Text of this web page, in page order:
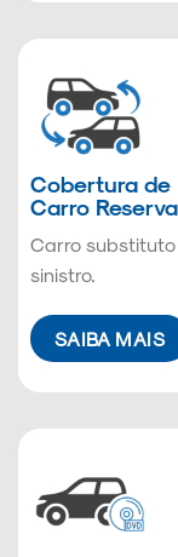
Cobertura de
Carro Reserva
Carro
sinistro.
SAIBA MAIS